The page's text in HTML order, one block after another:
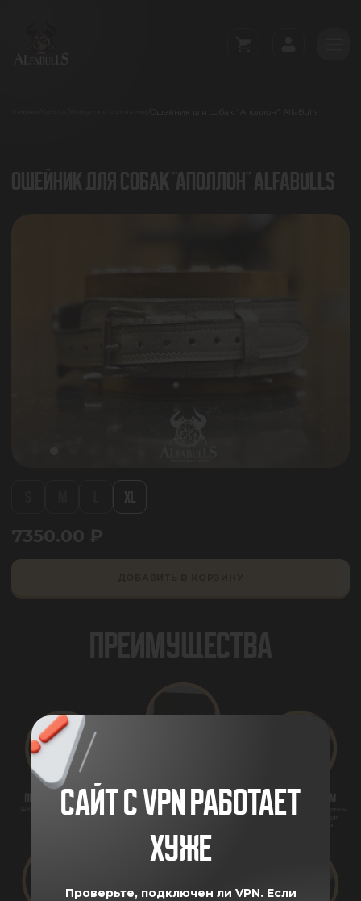
Ошейник для собак "Аполлон" AlfaBulls
ОШЕЙНИК ДЛЯ СОБАК "АПОЛЛОН" ALFABULLS
XL
7350.00 ₽
ПРЕИМУЩЕСТВА
САЙТ С VPN РАБОТАЕТ
ХУЖЕ
Проверьте, подключен ли VPN. Если